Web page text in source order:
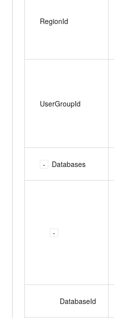
RegionId
UserGroupId
Databases
DatabaseId